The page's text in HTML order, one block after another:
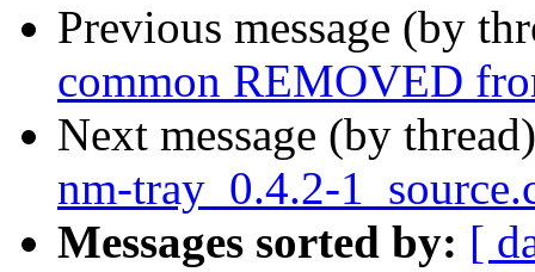
Previous message (by
common REMOVED
Next message (by
nm-tray_0.4.2-
Messages sorted by: [